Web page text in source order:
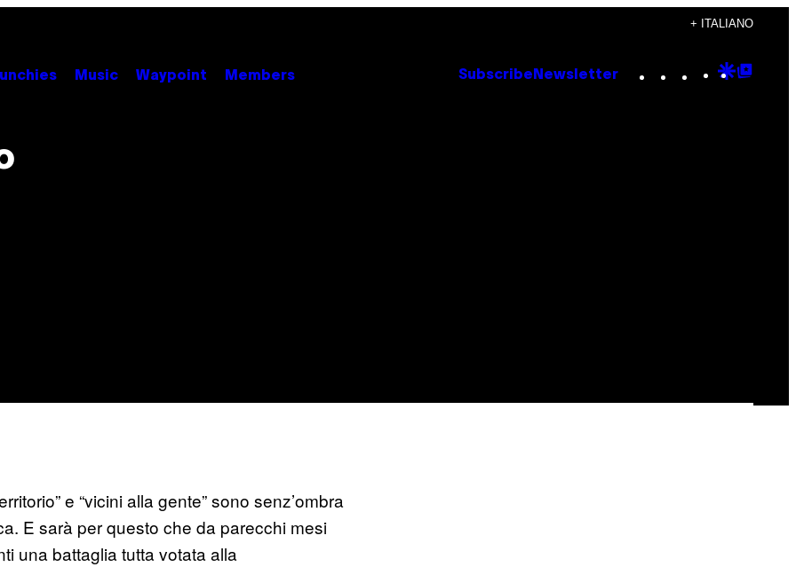
+ ITALIANO
Music Waypoint Members Subscribe Newsletter Instagram
TikTok
YouTube
Google
e “vicini alla gente” sono senz’ombra
E sarà per questo che da parecchi mesi
una battaglia tutta votata alla